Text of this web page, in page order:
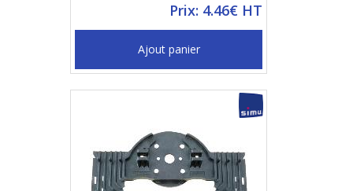
Prix: 4.46€ HT
Ajout panier